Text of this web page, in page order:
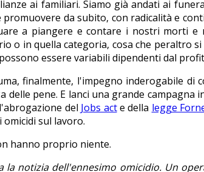
ai familiari. Siamo già andati ai
da subito, con radicalità e
a piangere e contare i nostri morti
o in quella categoria, cosa che peraltro
essere variabili dipendenti dal
finalmente, l'impegno inderogabile di
pene. E lanci una grande
del Jobs acte della legge
sul lavoro.
hanno proprio niente.
notizia dell'ennesimo omicidio. Un